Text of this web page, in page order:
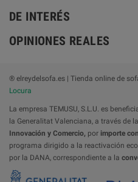
DE INTERÉS
OPINIONES REALES
® elreydelsofa.es | Tienda online de
Locura
La empresa TEMUSU, S.L.U. es
la Generalitat Valenciana, a través de la
Innovación y Comercio, por importe
programa dirigido a la reactivación
por la DANA, correspondiente a la